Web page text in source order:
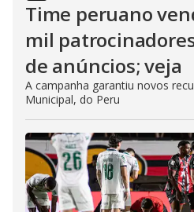
Time peruano
mil patrocinadores
de anúncios; veja
A campanha garantiu novos
Municipal, do Peru